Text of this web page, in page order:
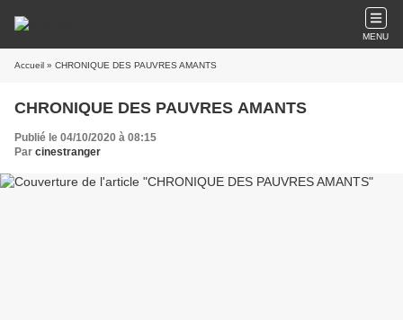
MENU
Accueil » CHRONIQUE DES PAUVRES AMANTS
CHRONIQUE DES PAUVRES AMANTS
Publié le 04/10/2020 à 08:15
Par cinestranger